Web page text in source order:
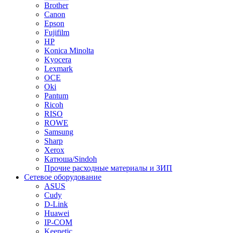
Brother
Canon
Epson
Fujifilm
HP
Konica Minolta
Kyocera
Lexmark
OCE
Oki
Pantum
Ricoh
RISO
ROWE
Samsung
Sharp
Xerox
Катюша/Sindoh
Прочие расходные материалы и ЗИП
Сетевое оборудование
ASUS
Cudy
D-Link
Huawei
IP-COM
Keenetic